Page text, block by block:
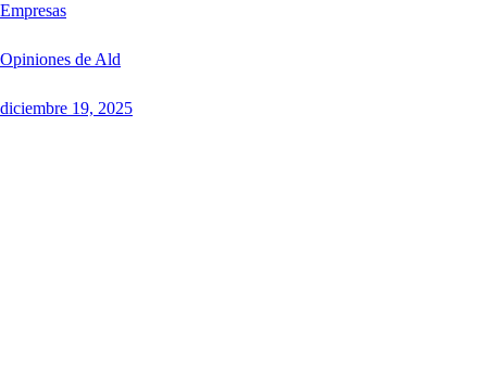
Empresas
Opiniones de Ald
diciembre 19, 2025